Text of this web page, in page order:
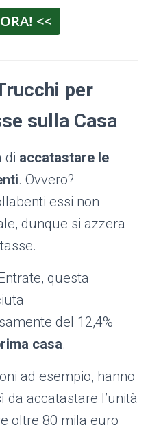
<<
per
sulla Casa
di accatastare le
. Ovvero?
essi non
dunque si azzera
questa
del 12,4%
casa.
ad esempio, hanno
accatastare l’unità
oltre 80 mila euro